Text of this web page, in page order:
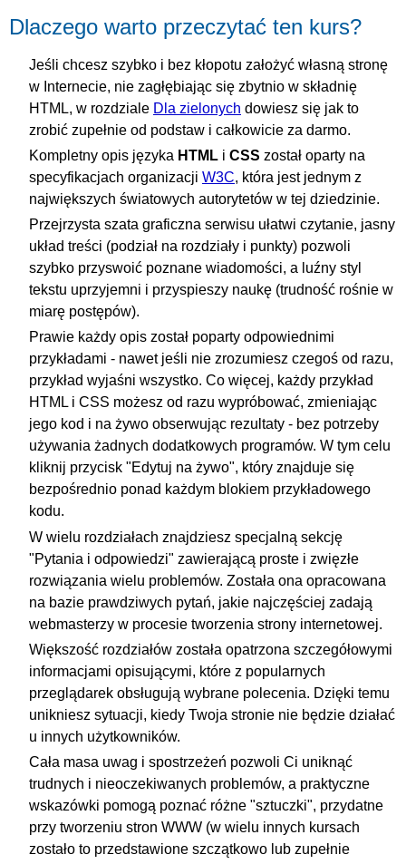
Dlaczego warto przeczytać ten kurs?
Jeśli chcesz szybko i bez kłopotu założyć własną stronę
w Internecie, nie zagłębiając się zbytnio w składnię
HTML, w rozdziale Dla zielonych dowiesz się jak to
zrobić zupełnie od podstaw i całkowicie za darmo.
Kompletny opis języka HTML i CSS został oparty na
specyfikacjach organizacji W3C, która jest jednym z
największych światowych autorytetów w tej dziedzinie.
Przejrzysta szata graficzna serwisu ułatwi czytanie, jasny
układ treści (podział na rozdziały i punkty) pozwoli
szybko przyswoić poznane wiadomości, a luźny styl
tekstu uprzyjemni i przyspieszy naukę (trudność rośnie w
miarę postępów).
Prawie każdy opis został poparty odpowiednimi
przykładami - nawet jeśli nie zrozumiesz czegoś od razu,
przykład wyjaśni wszystko. Co więcej, każdy przykład
HTML i CSS możesz od razu wypróbować, zmieniając
jego kod i na żywo obserwując rezultaty - bez potrzeby
używania żadnych dodatkowych programów. W tym celu
kliknij przycisk "Edytuj na żywo", który znajduje się
bezpośrednio ponad każdym blokiem przykładowego
kodu.
W wielu rozdziałach znajdziesz specjalną sekcję
"Pytania i odpowiedzi" zawierającą proste i zwięzłe
rozwiązania wielu problemów. Została ona opracowana
na bazie prawdziwych pytań, jakie najczęściej zadają
webmasterzy w procesie tworzenia strony internetowej.
Większość rozdziałów została opatrzona szczegółowymi
informacjami opisującymi, które z popularnych
przeglądarek obsługują wybrane polecenia. Dzięki temu
unikniesz sytuacji, kiedy Twoja stronie nie będzie działać
u innych użytkowników.
Cała masa uwag i spostrzeżeń pozwoli Ci uniknąć
trudnych i nieoczekiwanych problemów, a praktyczne
wskazówki pomogą poznać różne "sztuczki", przydatne
przy tworzeniu stron WWW (w wielu innych kursach
zostało to przedstawione szczątkowo lub zupełnie